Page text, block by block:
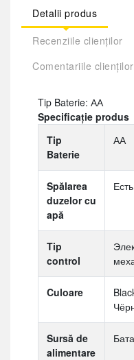
Detalii produs
Recenziile clienților
Comentariile clienților
Tip Baterie: АА
Specificație produs
Tip
Baterie
АА
Spălarea
duzelor cu
apă
Есть
Tip
control
Culoare
Sursă de
alimentare